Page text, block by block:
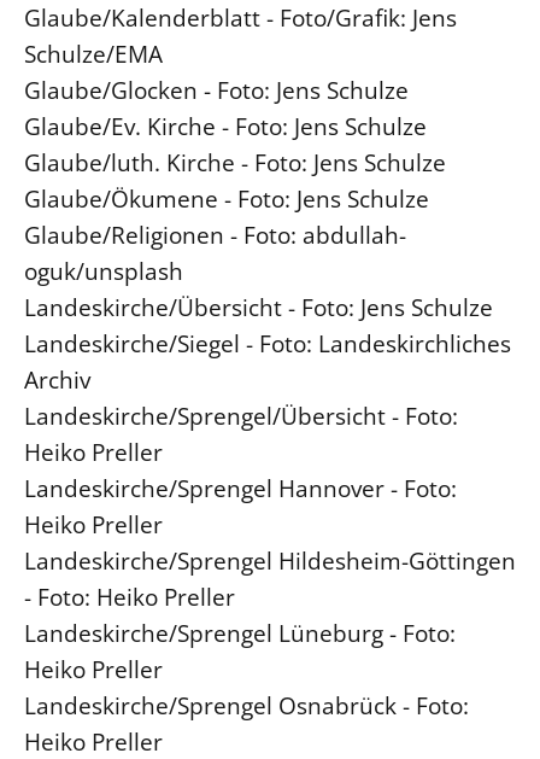
Glaube/Kalenderblatt - Foto/Grafik: Jens
Schulze/EMA
Glaube/Glocken - Foto: Jens Schulze
Glaube/Ev. Kirche - Foto: Jens Schulze
Glaube/luth. Kirche - Foto: Jens Schulze
Glaube/Ökumene - Foto: Jens Schulze
Glaube/Religionen - Foto: abdullah-
oguk/unsplash
Landeskirche/Übersicht - Foto: Jens Schulze
Landeskirche/Siegel - Foto: Landeskirchliches
Archiv
Landeskirche/Sprengel/Übersicht - Foto:
Heiko Preller
Landeskirche/Sprengel Hannover - Foto:
Heiko Preller
Landeskirche/Sprengel Hildesheim-Göttingen
- Foto: Heiko Preller
Landeskirche/Sprengel Lüneburg - Foto:
Heiko Preller
Landeskirche/Sprengel Osnabrück - Foto:
Heiko Preller